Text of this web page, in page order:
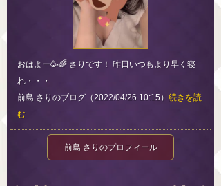
おはよー🥳🌈 さりです！ 昨日いつもより早く寝
れ・・・
前島 さりのブログ（2022/04/26 10:15） 続きを読
む
前島 さりのプロフィール